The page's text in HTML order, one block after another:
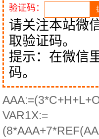
验证码：
请关注本站微
取验证码。
提示：在微信
码。
VAR1X:=